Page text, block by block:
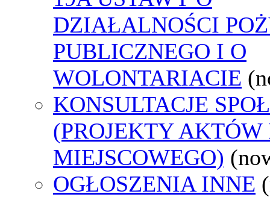
DZIAŁALNOŚCI
PUBLICZNEGO I O
WOLONTARIACIE
KONSULTACJE
(PROJEKTY AKTÓW
MIEJSCOWEGO)
OGŁOSZENIA INNE